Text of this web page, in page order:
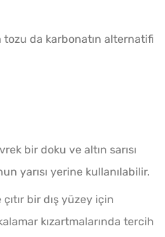
da karbonatın alternatifi
bir doku ve altın sarısı
yarısı yerine kullanılabilir.
bir dış yüzey için
kızartmalarında tercih